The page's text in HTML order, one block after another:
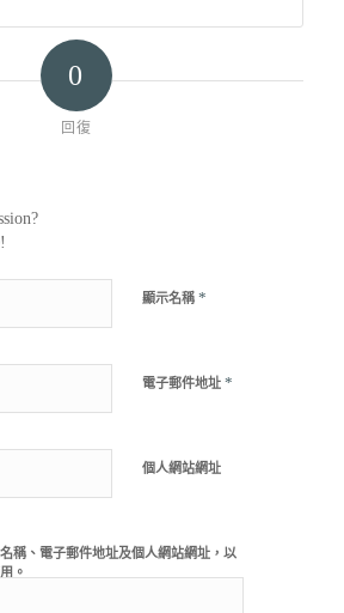
0
回復
顯示名稱 *
電子郵件地址 *
個人網站網址
稱、電子郵件地址及個人網站網址，以
。